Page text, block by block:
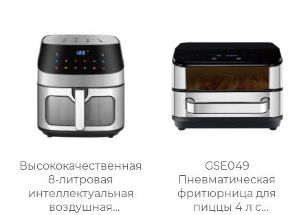
Высококачественная
8-литровая
интеллектуальная
воздушная
GSE049
Пневматическая
фритюрница для
пиццы 4 л с